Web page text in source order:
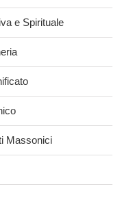
e Spirituale
Massonici